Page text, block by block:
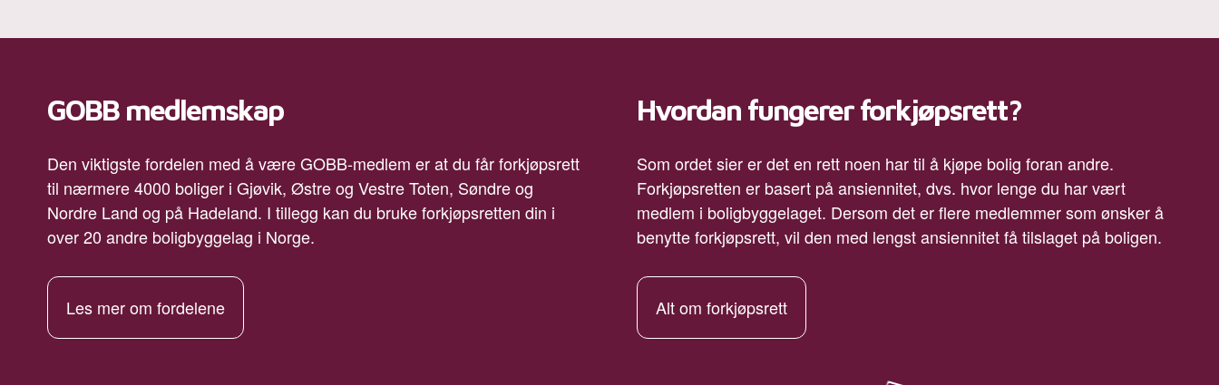
GOBB medlemskap
Den viktigste fordelen med å være GOBB-medlem er at du får forkjøpsrett
til nærmere 4000 boliger i Gjøvik, Østre og Vestre Toten, Søndre og
Nordre Land og på Hadeland. I tillegg kan du bruke forkjøpsretten din i
over 20 andre boligbyggelag i Norge.
Les mer om fordelene
Hvordan fungerer forkjøpsrett?
Som ordet sier er det en rett noen har til å kjøpe bolig foran andre.
Forkjøpsretten er basert på ansiennitet, dvs. hvor lenge du har vært
medlem i boligbyggelaget. Dersom det er flere medlemmer som ønsker å
benytte forkjøpsrett, vil den med lengst ansiennitet få tilslaget på boligen.
Alt om forkjøpsrett